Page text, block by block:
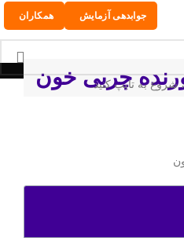
جوابدهی آزمایش همکاران
چربی خونشروع به تایپ کنید.